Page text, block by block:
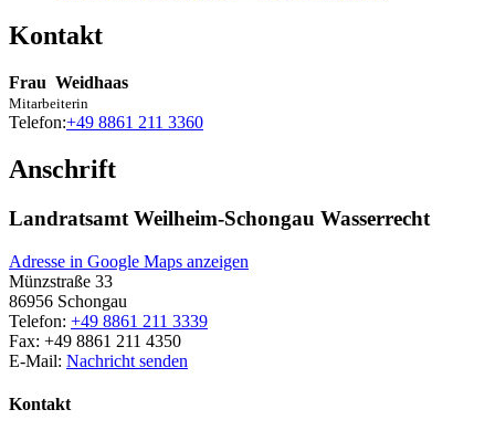
Kontakt
Frau Weidhaas
Mitarbeiterin
Telefon:+49 8861 211 3360
Anschrift
Landratsamt Weilheim-Schongau Wasserrecht
Adresse in Google Maps anzeigen
Münzstraße 33
86956 Schongau
Telefon: +49 8861 211 3339
Fax: +49 8861 211 4350
E-Mail: Nachricht senden
Kontakt